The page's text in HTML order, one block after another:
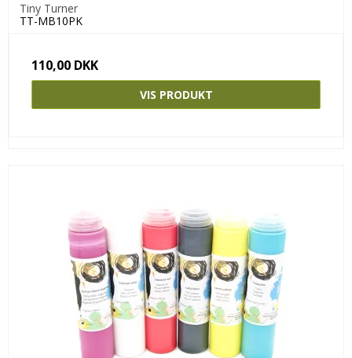
Tiny Turner
TT-MB10PK
110,00 DKK
VIS PRODUKT